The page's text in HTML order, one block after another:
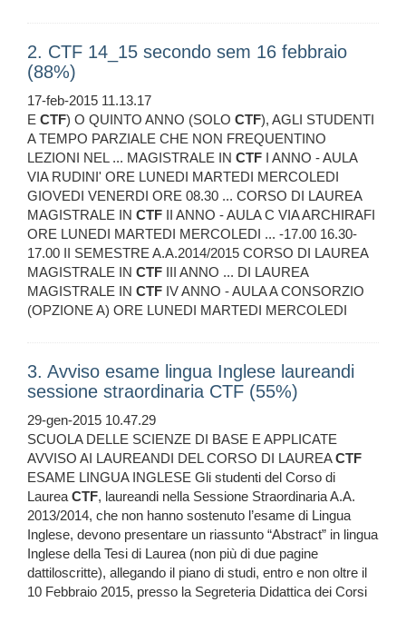
2. CTF 14_15 secondo sem 16 febbraio
(88%)
17-feb-2015 11.13.17
E CTF) O QUINTO ANNO (SOLO CTF), AGLI STUDENTI
A TEMPO PARZIALE CHE NON FREQUENTINO
LEZIONI NEL ... MAGISTRALE IN CTF I ANNO - AULA
VIA RUDINI' ORE LUNEDI MARTEDI MERCOLEDI
GIOVEDI VENERDI ORE 08.30 ... CORSO DI LAUREA
MAGISTRALE IN CTF II ANNO - AULA C VIA ARCHIRAFI
ORE LUNEDI MARTEDI MERCOLEDI ... -17.00 16.30-
17.00 II SEMESTRE A.A.2014/2015 CORSO DI LAUREA
MAGISTRALE IN CTF III ANNO ... DI LAUREA
MAGISTRALE IN CTF IV ANNO - AULA A CONSORZIO
(OPZIONE A) ORE LUNEDI MARTEDI MERCOLEDI
3. Avviso esame lingua Inglese laureandi
sessione straordinaria CTF (55%)
29-gen-2015 10.47.29
SCUOLA DELLE SCIENZE DI BASE E APPLICATE
AVVISO AI LAUREANDI DEL CORSO DI LAUREACTF
ESAME LINGUA INGLESE Gli studenti del Corso di
LaureaCTF, laureandi nella Sessione Straordinaria A.A.
2013/2014, che non hanno sostenuto l’esame di Lingua
Inglese, devono presentare un riassunto “Abstract” in lingua
Inglese della Tesi di Laurea (non più di due pagine
dattiloscritte), allegando il piano di studi, entro e non oltre il
10 Febbraio 2015, presso la Segreteria Didattica dei Corsi